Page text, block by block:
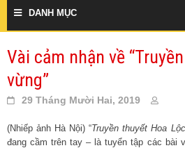
DANH MỤC
Vài cảm nhận về
vừng”
29 Tháng Mười Hai, 2019
(Nhiếp ảnh Hà Nội) “Truyền thuyết Hoa
đang cầm trên tay – là tuyển tập các bài